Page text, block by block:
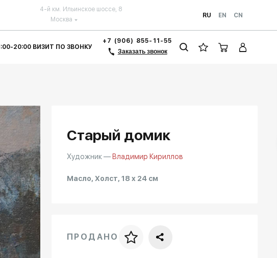
Москва
4-й км. Ильинское шоссе, 8
RU
EN CN
20:00 ВИЗИТ ПО ЗВОНКУ
+7 (906) 855-11-55
Заказать звонок
Старый домик
Художник — Владимир Кириллов
Масло, Холст, 18 x 24 см
Цена за багет
ПРОДАНО